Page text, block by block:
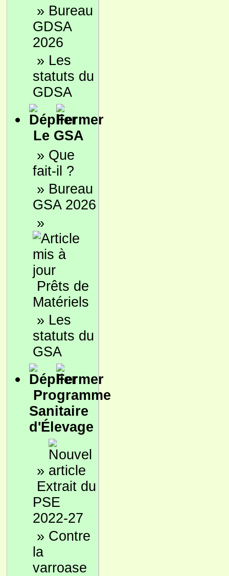
» Bureau
GDSA
2026
» Les
statuts du
GDSA
Le GSA
» Que
fait-il ?
» Bureau
GSA 2026
»
Prêts de
Matériels
» Les
statuts du
GSA
Programme
Sanitaire
d'Élevage
»
Extrait du
PSE
2022-27
» Contre
la
varroase